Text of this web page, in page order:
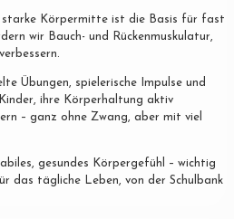
starke Körpermitte ist die Basis für fast
wir Bauch- und Rückenmuskulatur,
Übungen, spielerische Impulse und
ihre Körperhaltung aktiv
– ganz ohne Zwang, aber mit viel
gesundes Körpergefühl – wichtig
das tägliche Leben, von der Schulbank